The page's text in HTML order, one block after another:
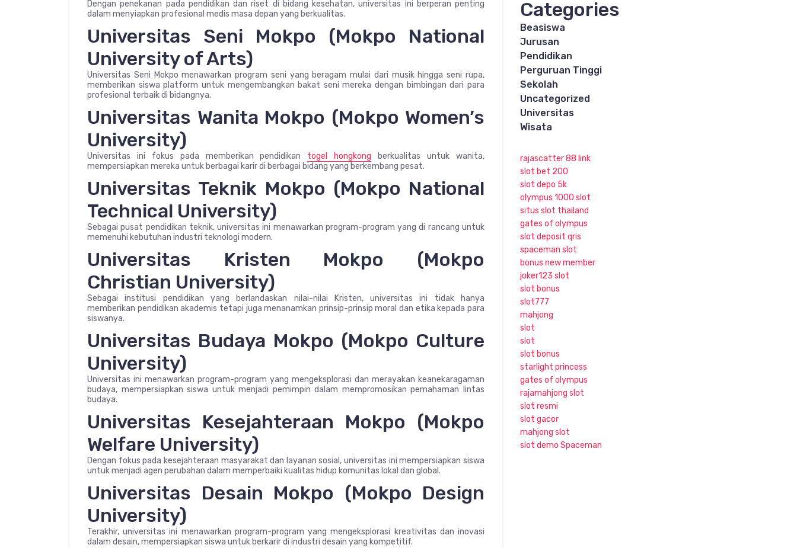
Dengan penekanan pada pendidikan dan riset di bidang kesehatan, universitas ini berperan penting
dalam menyiapkan profesional medis masa depan yang berkualitas.
Universitas Seni Mokpo (Mokpo National
University of Arts)
Universitas Seni Mokpo menawarkan program seni yang beragam mulai dari musik hingga seni rupa,
memberikan siswa platform untuk mengembangkan bakat seni mereka dengan bimbingan dari para
profesional terbaik di bidangnya.
Universitas Wanita Mokpo (Mokpo Women’s
University)
Universitas ini fokus pada memberikan pendidikan togel hongkong berkualitas untuk wanita,
mempersiapkan mereka untuk berbagai karir di berbagai bidang yang berkembang pesat.
Universitas Teknik Mokpo (Mokpo National
Technical University)
Sebagai pusat pendidikan teknik, universitas ini menawarkan program-program yang di rancang untuk
memenuhi kebutuhan industri teknologi modern.
Universitas Kristen Mokpo (Mokpo
Christian University)
Sebagai institusi pendidikan yang berlandaskan nilai-nilai Kristen, universitas ini tidak hanya
memberikan pendidikan akademis tetapi juga menanamkan prinsip-prinsip moral dan etika kepada para
siswanya.
Universitas Budaya Mokpo (Mokpo Culture
University)
Universitas ini menawarkan program-program yang mengeksplorasi dan merayakan keanekaragaman
budaya, mempersiapkan siswa untuk menjadi pemimpin dalam mempromosikan pemahaman lintas
budaya.
Universitas Kesejahteraan Mokpo (Mokpo
Welfare University)
Dengan fokus pada kesejahteraan masyarakat dan layanan sosial, universitas ini mempersiapkan siswa
untuk menjadi agen perubahan dalam memperbaiki kualitas hidup komunitas lokal dan global.
Universitas Desain Mokpo (Mokpo Design
University)
Terakhir, universitas ini menawarkan program-program yang mengeksplorasi kreativitas dan inovasi
dalam desain, mempersiapkan siswa untuk berkarir di industri desain yang kompetitif.
Categories
Beasiswa
Jurusan
Pendidikan
Perguruan Tinggi
Sekolah
Uncategorized
Universitas
Wisata
rajascatter 88 link
slot bet 200
slot depo 5k
olympus 1000 slot
situs slot thailand
gates of olympus
slot deposit qris
spaceman slot
bonus new member
joker123 slot
slot bonus
slot777
mahjong
slot
slot
slot bonus
starlight princess
gates of olympus
rajamahjong slot
slot resmi
slot gacor
mahjong slot
slot demo Spaceman